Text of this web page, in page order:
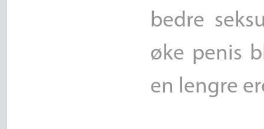
bedre
øke penis
en lengre